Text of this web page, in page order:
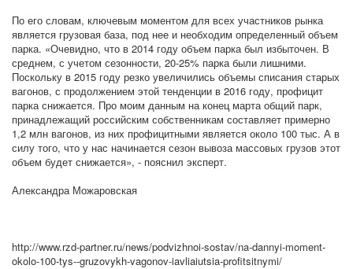
По его словам, ключевым моментом для всех участников рынка
является грузовая база, под нее и необходим определенный объем
парка. «Очевидно, что в 2014 году объем парка был избыточен. В
среднем, с учетом сезонности, 20-25% парка были лишними.
Поскольку в 2015 году резко увеличились объемы списания старых
вагонов, с продолжением этой тенденции в 2016 году, профицит
парка снижается. Про моим данным на конец марта общий парк,
принадлежащий российским собственникам составляет примерно
1,2 млн вагонов, из них профицитными является около 100 тыс. А в
силу того, что у нас начинается сезон вывоза массовых грузов этот
объем будет снижается», - пояснил эксперт.
Александра Можаровская
http://www.rzd-partner.ru/news/podvizhnoi-sostav/na-dannyi-moment-
okolo-100-tys--gruzovykh-vagonov-iavliaiutsia-profitsitnymi/